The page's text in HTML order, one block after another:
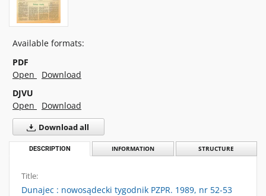
Available formats:
PDF
Open
Download
DJVU
Open
Download
Download all
DESCRIPTION INFORMATION STRUCTURE
Title:
Dunajec : nowosądecki tygodnik PZPR. 1989, nr 52-53